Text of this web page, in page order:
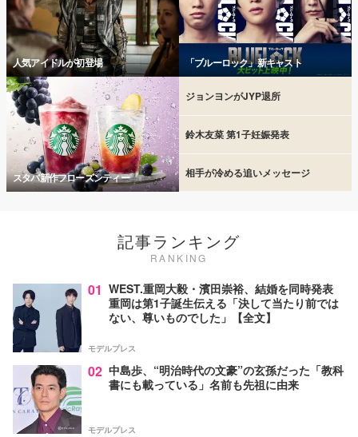
人気アイドルが初登場 「ブルーロック」新キャスト
スタバ新作フローズンティー
ジョンヨンがJYP退所
鈴木友菜 第1子妊娠発表
相手が冷める追いメッセージ
記事ランキング
RANKING
01 WEST.重岡大毅・濱田崇裕、結婚を同時発表
重岡は第1子誕生伝える「決して当たり前では
ない、尊いものでした」【全文】
モデルプレス
02 中島歩、“明治時代の文豪”の玄孫だった「教科
書にも載っている」名前も先祖に由来
モデルプレス